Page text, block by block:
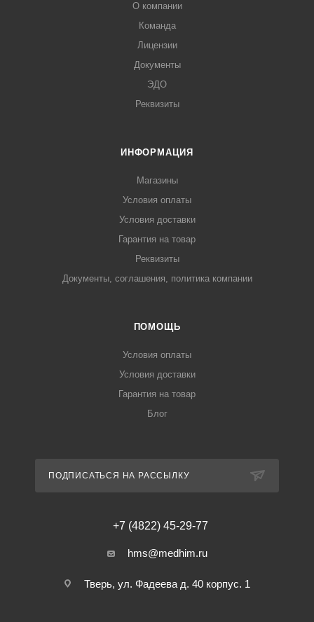
О компании
Команда
Лицензии
Документы
ЭДО
Реквизиты
ИНФОРМАЦИЯ
Магазины
Условия оплаты
Условия доставки
Гарантия на товар
Реквизиты
Документы, соглашения, политика компании
ПОМОЩЬ
Условия оплаты
Условия доставки
Гарантия на товар
Блог
ПОДПИСАТЬСЯ НА РАССЫЛКУ
+7 (4822) 45-29-77
hms@medhim.ru
Тверь, ул. Фадеева д. 40 корпус. 1